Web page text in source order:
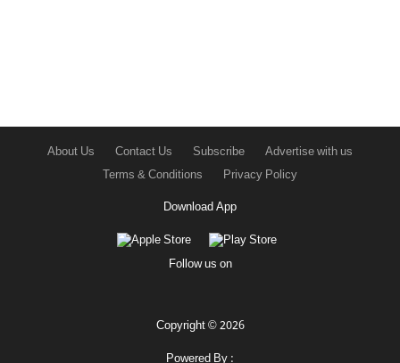
About Us Contact Us Subscribe
Advertise with us
Terms & Conditions
Privacy Policy
Download App
Follow us on
Copyright © 2026
Powered By :